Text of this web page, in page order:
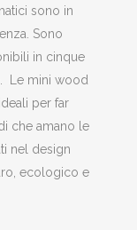
sono in
Sono
in cinque
Le mini wood
per far
che amano le
nel design
ecologico e